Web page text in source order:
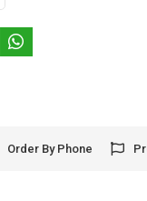
Order By Phone